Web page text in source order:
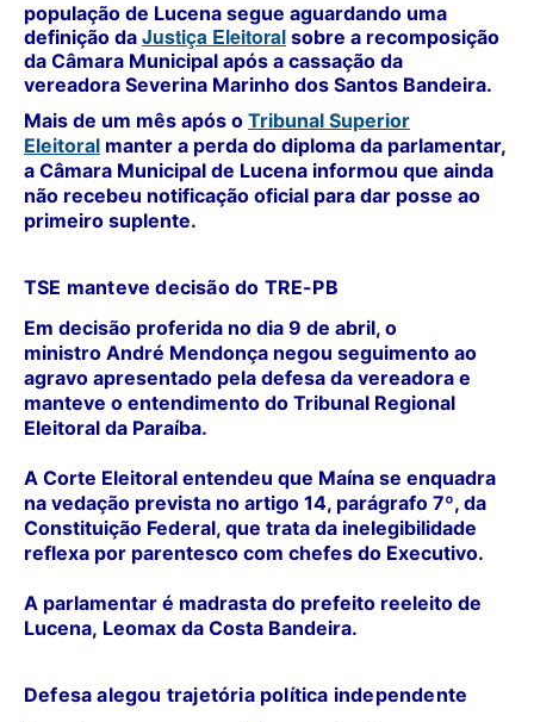
população de Lucena segue aguardando uma
definição da Justiça Eleitoral sobre a recomposição
da Câmara Municipal após a cassação da
vereadora Severina Marinho dos Santos Bandeira.
Mais de um mês após o Tribunal Superior
Eleitoral manter a perda do diploma da parlamentar,
a Câmara Municipal de Lucena informou que ainda
não recebeu notificação oficial para dar posse ao
primeiro suplente.
TSE manteve decisão do TRE-PB
Em decisão proferida no dia 9 de abril, o
ministro André Mendonça negou seguimento ao
agravo apresentado pela defesa da vereadora e
manteve o entendimento do Tribunal Regional
Eleitoral da Paraíba.
A Corte Eleitoral entendeu que Maína se enquadra
na vedação prevista no artigo 14, parágrafo 7º, da
Constituição Federal, que trata da inelegibilidade
reflexa por parentesco com chefes do Executivo.
A parlamentar é madrasta do prefeito reeleito de
Lucena, Leomax da Costa Bandeira.
Defesa alegou trajetória política independente